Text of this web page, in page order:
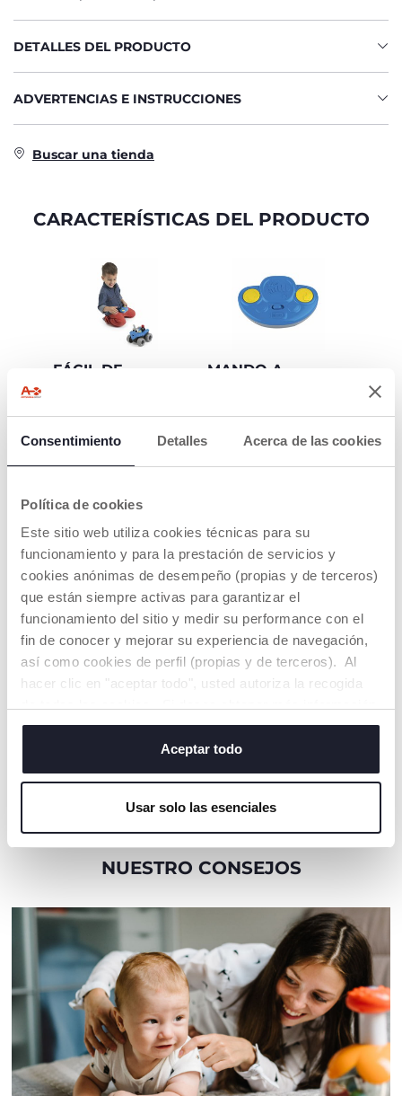
Consentimiento Detalles Acerca de las cookies
Política de cookies
Este sitio web utiliza cookies técnicas para su
funcionamiento y para la prestación de servicios y
cookies anónimas de desempeño (propias y de terceros)
que están siempre activas para garantizar el
funcionamiento del sitio y medir su performance con el
fin de conocer y mejorar su experiencia de navegación,
así como cookies de perfil (propias y de terceros). Al
hacer clic en "aceptar todo", usted autoriza la recogida
o cambiar o revocar el consentimiento de todas o
algunas cookies, haga clic en "mostrar detalles". Al
cerrar este banner, usted consiente en utilizar
servicio solicitado.
Aceptar todo
Usar solo las esenciales
DETALLES DEL PRODUCTO
ADVERTENCIAS E INSTRUCCIONES
Buscar una tienda
CARACTERÍSTICAS DEL PRODUCTO
FÁCIL DE
Apto para niños a
partir de 18 meses
MANDO A
Mando ergonómico
para avanzar y otro
QUAD
TELEDIRIGIDO
El pimer quad
teledirigido que se
NUESTRO CONSEJOS